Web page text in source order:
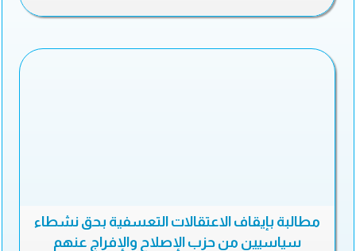
مطالبة بإيقاف الاعتقالات التعسفية بحق نشطاء
سياسيين من حزب الإصلاح والإفراج عنهم